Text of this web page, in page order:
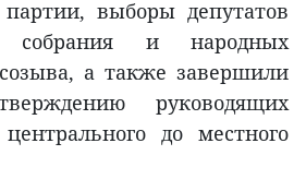
выборы депутатов
собрания и народных
а также завершили
руководящих
до местного